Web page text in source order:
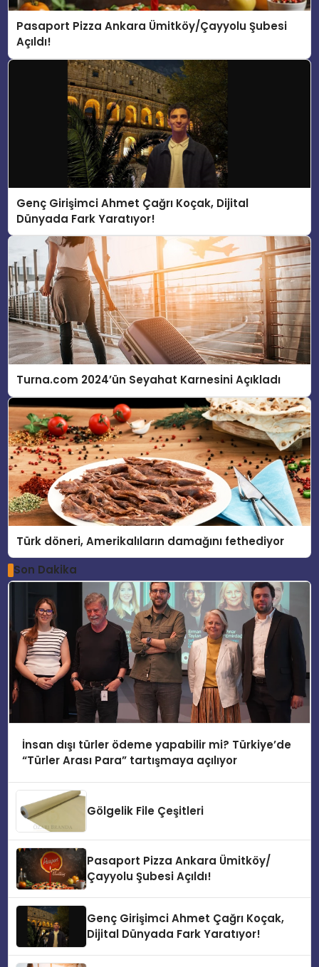
Pasaport Pizza Ankara Ümitköy/Çayyolu Şubesi
Açıldı!
Genç Girişimci Ahmet Çağrı Koçak, Dijital
Dünyada Fark Yaratıyor!
Turna.com 2024’ün Seyahat Karnesini Açıkladı
Türk döneri, Amerikalıların damağını fethediyor
Son Dakika
İnsan dışı türler ödeme yapabilir mi? Türkiye’de
“Türler Arası Para” tartışmaya açılıyor
Gölgelik File Çeşitleri
Pasaport Pizza Ankara Ümitköy/
Çayyolu Şubesi Açıldı!
Genç Girişimci Ahmet Çağrı Koçak,
Dijital Dünyada Fark Yaratıyor!